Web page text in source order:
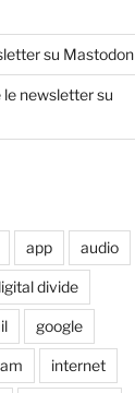
su Mastodon
newsletter su
app audio
divide
google
internet